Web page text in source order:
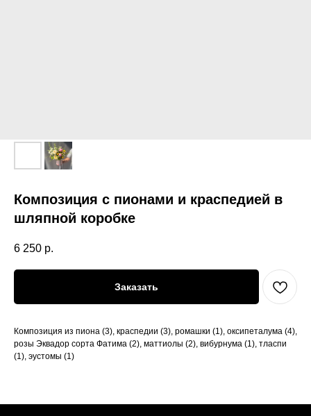
Композиция с пионами и краспедией в
шляпной коробке
6 250 р.
Заказать
Композиция из пиона (3), краспедии (3), ромашки (1), оксипеталума (4),
розы Эквадор сорта Фатима (2), маттиолы (2), вибурнума (1), тласпи
(1), эустомы (1)